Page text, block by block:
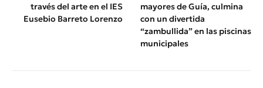
través del arte en el IES
Eusebio Barreto Lorenzo
mayores de Guía, culmina
con un divertida
“zambullida” en las piscinas
municipales